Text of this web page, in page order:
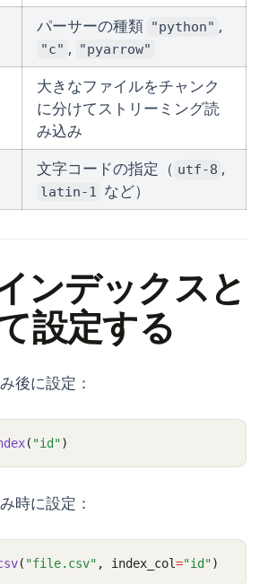
パーサーの種類 "python" ,
"c" , "pyarrow"
大きなファイルをチャンク
に分けてストリーミング読
み込み
文字コードの指定（ utf-8 ,
latin-1 など）
ンデックスと
設定する
後に設定：
( "id")
時に設定：
( "file.csv" , index_col="id")